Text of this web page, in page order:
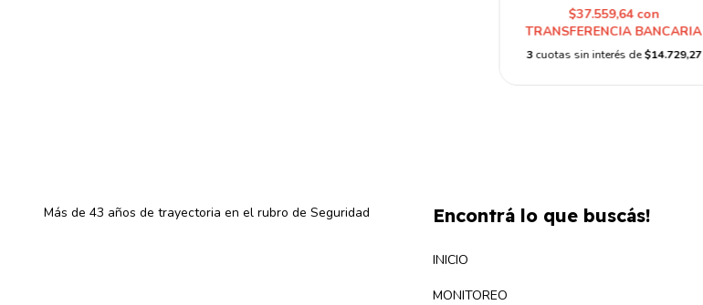
$37.559,64con
TRANSFERENCIA BANCARIA
3 cuotas sin interés de$14.729,27
Más de 43 años de trayectoria en el rubro de Seguridad Encontrá lo que buscás!
INICIO
MONITOREO